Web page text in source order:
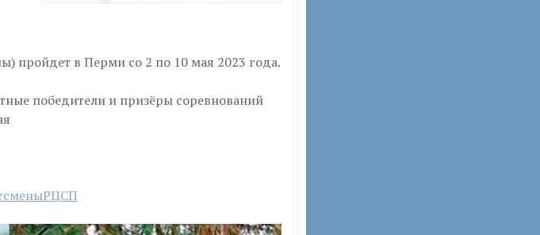
пройдет в Перми со 2 по 10 мая 2023 года.
победители и призёры соревнований